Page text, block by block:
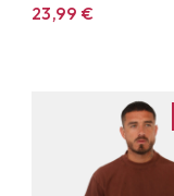
23,99€